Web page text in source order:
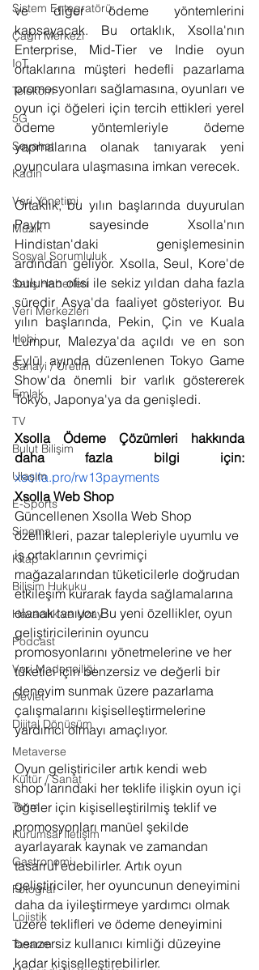
Sistem Entegratörü
Çağrı Merkezi
IoT
Telekom
5G
Seyahat
Kadın
Veri Yönetimi
Müzik
Sosyal Sorumluluk
Satış Haberleri
Veri Merkezleri
Hobi
Sanayi / Üretim
Emlak
TV
Bulut Bilişim
Ulaşım
E-Sports
Sinema
Kitap
Bilişim Hukuku
Havacılık ve Uzay
Podcast
Veri Madenciliği
Devlet
Dijital Dönüşüm
Metaverse
Kültür / Sanat
Tarım
Kurumsal İletişim
Gastronomi
Fotoğraf
Lojistik
Tasarım
ve diğer ödeme yöntemlerini
kapsayacak. Bu ortaklık, Xsolla'nın
Enterprise, Mid-Tier ve Indie oyun
ortaklarına müşteri hedefli pazarlama
promosyonları sağlamasına, oyunları ve
oyun içi öğeleri için tercih ettikleri yerel
ödeme yöntemleriyle ödeme
yapmalarına olanak tanıyarak yeni
oyunculara ulaşmasına imkan verecek.
Ortaklık, bu yılın başlarında duyurulan
Paytm sayesinde Xsolla'nın
Hindistan'daki genişlemesinin
ardından geliyor. Xsolla, Seul, Kore'de
bulunan ofisi ile sekiz yıldan daha fazla
süredir Asya'da faaliyet gösteriyor. Bu
yılın başlarında, Pekin, Çin ve Kuala
Lumpur, Malezya'da açıldı ve en son
Eylül ayında düzenlenen Tokyo Game
Show'da önemli bir varlık göstererek
Tokyo, Japonya'ya da genişledi.
Xsolla Ödeme Çözümleri hakkında
xsolla.pro/rw13payments
Xsolla Web Shop
Güncellenen Xsolla Web Shop
özellikleri, pazar talepleriyle uyumlu ve
iş ortaklarının çevrimiçi
mağazalarından tüketicilerle doğrudan
etkileşim kurarak fayda sağlamalarına
olanak tanıyor. Bu yeni özellikler, oyun
geliştiricilerinin oyuncu
promosyonlarını yönetmelerine ve her
tüketici için benzersiz ve değerli bir
deneyim sunmak üzere pazarlama
çalışmalarını kişiselleştirmelerine
yardımcı olmayı amaçlıyor.
Oyun geliştiriciler artık kendi web
shop’larındaki her teklife ilişkin oyun içi
öğeler için kişiselleştirilmiş teklif ve
promosyonları manüel şekilde
ayarlayarak kaynak ve zamandan
tasarruf edebilirler. Artık oyun
geliştiriciler, her oyuncunun deneyimini
daha da iyileştirmeye yardımcı olmak
üzere teklifleri ve ödeme deneyimini
benzersiz kullanıcı kimliği düzeyine
kadar kişiselleştirebilirler.